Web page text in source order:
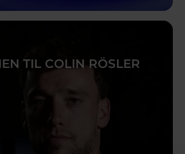
TIL COLIN RÖSLER